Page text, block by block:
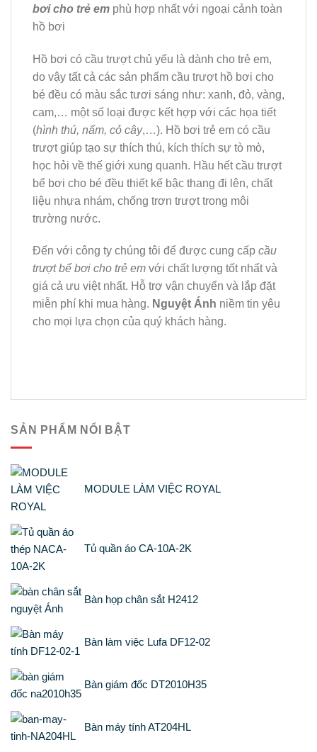
bơi cho trẻ em phù hợp nhất với ngoại cảnh toàn
hồ bơi
Hồ bơi có cầu trượt chủ yếu là dành cho trẻ em,
do vậy tất cả các sản phẩm cầu trượt hồ bơi cho
bé đều có màu sắc tươi sáng như: xanh, đỏ, vàng,
cam,… một số loại được kết hợp với các họa tiết
(hình thú, nấm, cỏ cây,…). Hồ bơi trẻ em có cầu
trượt giúp tạo sự thích thú, kích thích sự tò mò,
học hỏi về thế giới xung quanh. Hầu hết cầu trượt
bể bơi cho bé đều thiết kế bậc thang đi lên, chất
liệu nhựa nhám, chống trơn trượt trong môi
trường nước.
Đến với công ty chúng tôi để được cung cấp cầu
trượt bể bơi cho trẻ em với chất lượng tốt nhất và
giá cả ưu việt nhất. Hỗ trợ vận chuyển và lắp đặt
miễn phí khi mua hàng. Nguyệt Ánh niềm tin yêu
cho mọi lựa chọn của quý khách hàng.
SẢN PHẨM NỔI BẬT
MODULE LÀM VIỆC ROYAL
Tủ quần áo CA-10A-2K
Bàn họp chân sắt H2412
Bàn làm việc Lufa DF12-02
Bàn giám đốc DT2010H35
Bàn máy tính AT204HL